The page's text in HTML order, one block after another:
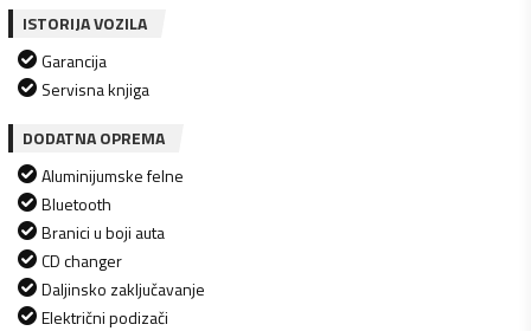
ISTORIJA VOZILA
Garancija
Servisna knjiga
DODATNA OPREMA
Aluminijumske felne
Bluetooth
Branici u boji auta
CD changer
Daljinsko zaključavanje
Električni podizači